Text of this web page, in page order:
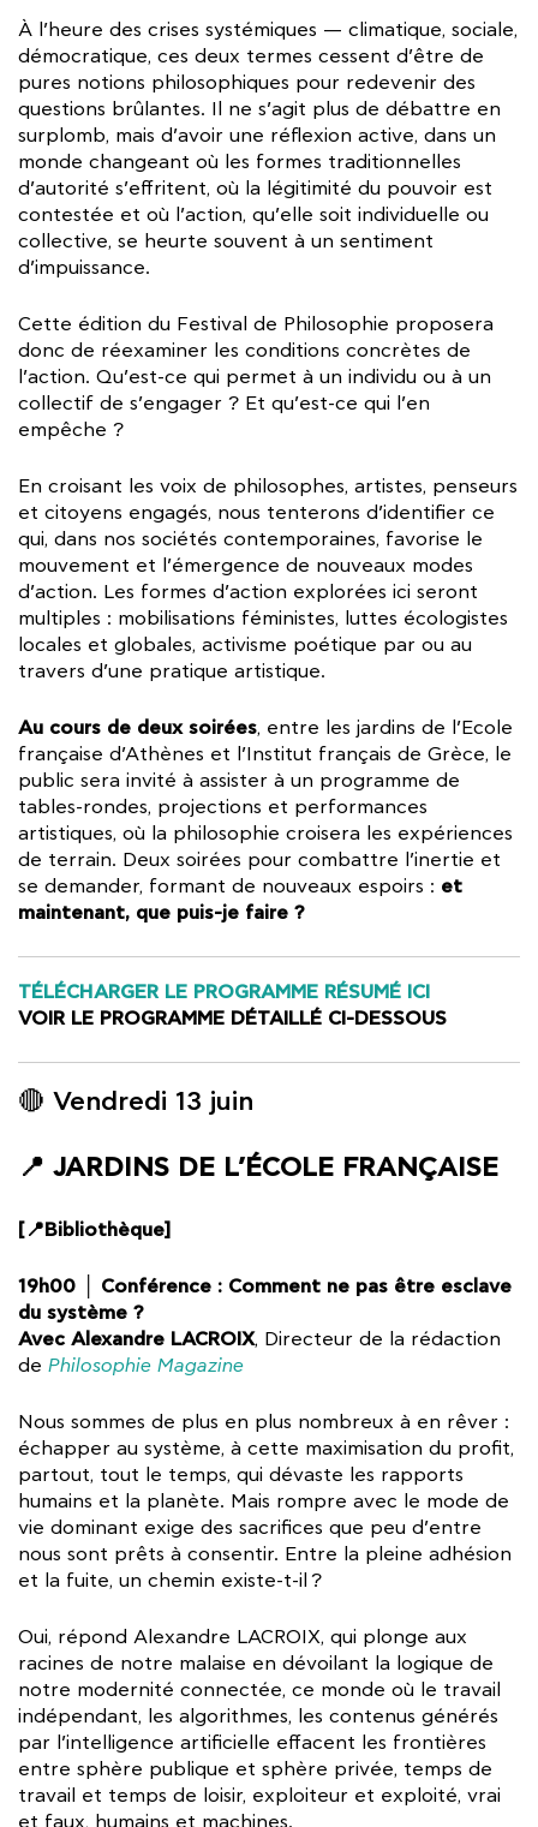
À l’heure des crises systémiques — climatique, sociale,
démocratique, ces deux termes cessent d’être de
pures notions philosophiques pour redevenir des
questions brûlantes. Il ne s’agit plus de débattre en
surplomb, mais d’avoir une réflexion active, dans un
monde changeant où les formes traditionnelles
d’autorité s’effritent, où la légitimité du pouvoir est
contestée et où l’action, qu’elle soit individuelle ou
collective, se heurte souvent à un sentiment
d’impuissance.
Cette édition du Festival de Philosophie proposera
donc de réexaminer les conditions concrètes de
l’action. Qu’est-ce qui permet à un individu ou à un
collectif de s’engager ? Et qu’est-ce qui l’en
empêche ?
En croisant les voix de philosophes, artistes, penseurs
et citoyens engagés, nous tenterons d’identifier ce
qui, dans nos sociétés contemporaines, favorise le
mouvement et l’émergence de nouveaux modes
d’action. Les formes d’action explorées ici seront
multiples : mobilisations féministes, luttes écologistes
locales et globales, activisme poétique par ou au
travers d’une pratique artistique.
Au cours de deux soirées, entre les jardins de l’Ecole
française d’Athènes et l’Institut français de Grèce, le
public sera invité à assister à un programme de
tables-rondes, projections et performances
artistiques, où la philosophie croisera les expériences
de terrain. Deux soirées pour combattre l’inertie et
se demander, formant de nouveaux espoirs : et
maintenant, que puis-je faire ?
TÉLÉCHARGER LE PROGRAMME RÉSUMÉ ICI
VOIR LE PROGRAMME DÉTAILLÉ CI-DESSOUS
🔴 Vendredi 13 juin
📍 JARDINS DE L’ÉCOLE FRANÇAISE
[📍Bibliothèque]
19h00 │ Conférence : Comment ne pas être esclave
du système ?
Avec Alexandre LACROIX, Directeur de la rédaction
de Philosophie Magazine
Nous sommes de plus en plus nombreux à en rêver :
échapper au système, à cette maximisation du profit,
partout, tout le temps, qui dévaste les rapports
humains et la planète. Mais rompre avec le mode de
vie dominant exige des sacrifices que peu d’entre
nous sont prêts à consentir. Entre la pleine adhésion
et la fuite, un chemin existe-t-il ?
Oui, répond Alexandre LACROIX, qui plonge aux
racines de notre malaise en dévoilant la logique de
notre modernité connectée, ce monde où le travail
indépendant, les algorithmes, les contenus générés
par l’intelligence artificielle effacent les frontières
entre sphère publique et sphère privée, temps de
travail et temps de loisir, exploiteur et exploité, vrai
et faux, humains et machines.